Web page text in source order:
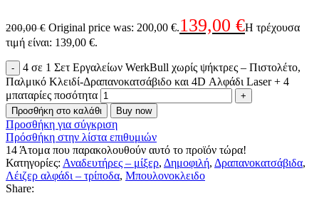
200,00€ Original price was: 200,00 €.139,00 €Η τρέχουσα
τιμή είναι: 139,00 €.
4 σε 1 Σετ Εργαλείων WerkBull χωρίς ψήκτρες – Πιστολέτο,
Παλμικό Κλειδί-Δραπανοκατσάβιδο και 4D Αλφάδι Laser + 4
μπαταρίες ποσότητα
Προσθήκη στο καλάθι Buy now
Προσθήκη για σύγκριση
Πρόσθήκη στην λίστα επιθυμιών
14 Άτομα που παρακολουθούν αυτό το προϊόν τώρα!
Κατηγορίες: Αναδευτήρες – μίξερ, Δημοφιλή, Δραπανοκατσάβιδα,
Λέιζερ αλφάδι – τρίποδα, Μπουλονοκλειδο
Share: